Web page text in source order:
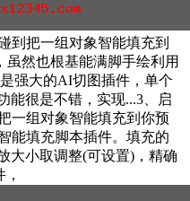
到把一组对象智能填充到
虽然也根基能满脚手绘利用
强大的AI切图插件，单个
能很是不错，实现...3、启
一组对象智能填充到你预
能填充脚本插件。填充的
大小取调整(可设置)，精确